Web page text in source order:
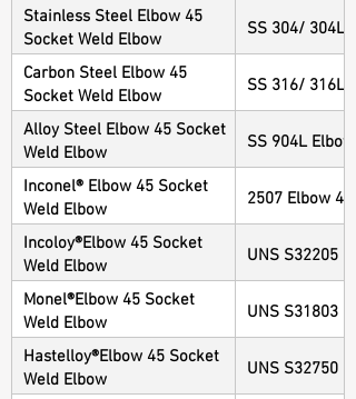
Stainless Steel Elbow 45
Socket Weld Elbow
SS 304/ 304L
Carbon Steel Elbow 45
Socket Weld Elbow
SS 316/ 316L
Alloy Steel Elbow 45 Socket
Weld Elbow
SS 904L
Inconel® Elbow 45 Socket
Weld Elbow
2507 Elbow 45
Incoloy®Elbow 45 Socket
Weld Elbow
UNS S32205
Monel®Elbow 45 Socket
Weld Elbow
UNS S31803
Hastelloy®Elbow 45 Socket
Weld Elbow
UNS S32750